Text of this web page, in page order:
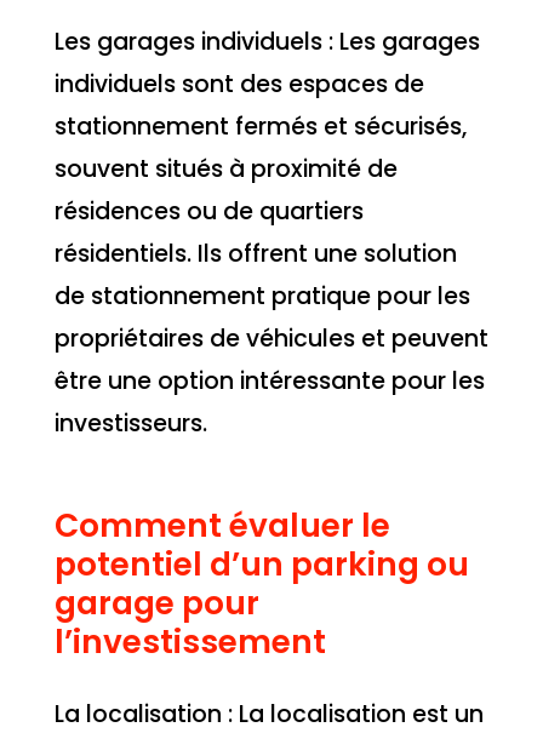
Les garages individuels : Les garages
individuels sont des espaces de
stationnement fermés et sécurisés,
souvent situés à proximité de
résidences ou de quartiers
résidentiels. Ils offrent une solution
de stationnement pratique pour les
propriétaires de véhicules et peuvent
être une option intéressante pour les
investisseurs.
Comment évaluer le
potentiel d’un parking ou
garage pour
l’investissement
La localisation : La localisation est un